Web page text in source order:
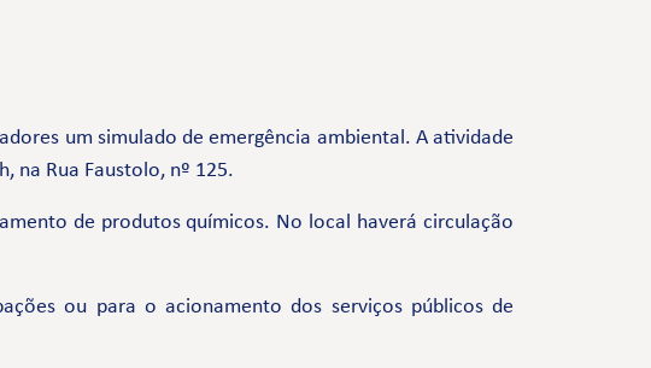
um simulado de emergência ambiental. A atividade
na Rua Faustolo, nº 125.
de produtos químicos. No local haverá circulação
ou para o acionamento dos serviços públicos de